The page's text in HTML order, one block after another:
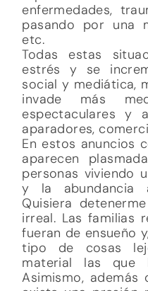
enfermedades,
pasando por una
etc.
Todas estas
estrés y se
social y mediática,
invade más
espectaculares y
aparadores,
En estos anuncios
aparecen
personas viviendo
y la abundancia
Quisiera
irreal. Las familias
fueran de ensueño
tipo de cosas
material las que
Asimismo,